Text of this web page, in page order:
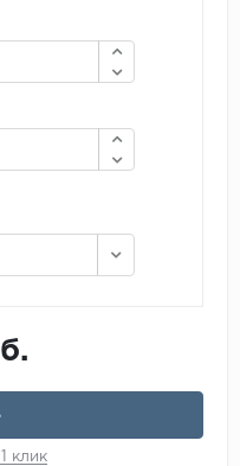
клик